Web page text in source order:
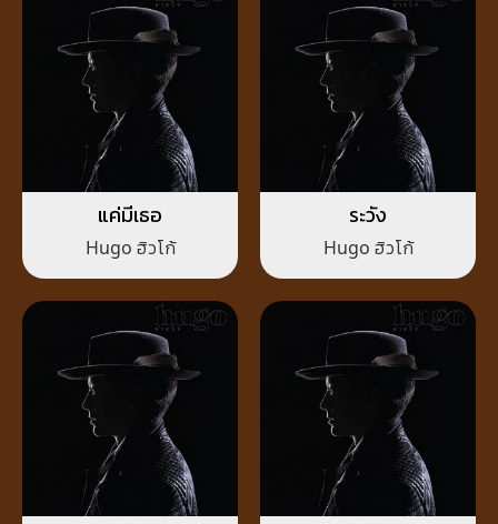
แค่มีเธอ
Hugo ฮิวโก้
ระวัง
Hugo ฮิวโก้